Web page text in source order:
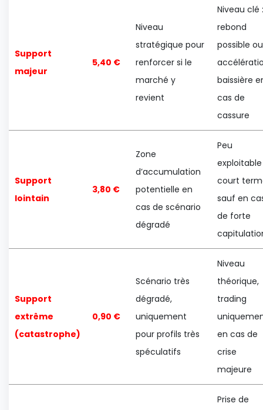
Support
majeur
5,40 €
Niveau
stratégique pour
renforcer si le
marché y
revient
Niveau clé :
rebond
possible ou
baissière
cas de
cassure
Support
lointain
3,80 €
Zone
d’accumulation
potentielle en
cas de scénario
dégradé
Peu
court
sauf en
de forte
Support
extrême
(catastrophe)
0,90 €
Scénario très
dégradé,
uniquement
pour profils très
spéculatifs
Niveau
théorique,
trading
en cas de
crise
majeure
Prise de